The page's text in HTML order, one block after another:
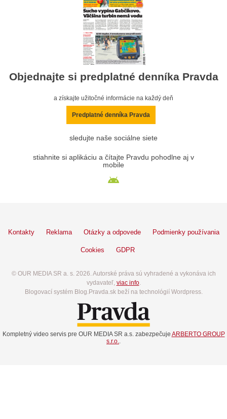
Objednajte si predplatné denníka Pravda
a získajte užitočné informácie na každý deň
Predplatné denníka Pravda
sledujte naše sociálne siete
stiahnite si aplikáciu a čítajte Pravdu pohodlne aj v
mobile
Kontakty Reklama Otázky a odpovede Podmienky používania
Cookies GDPR
© OUR MEDIA SR a. s. 2026. Autorské práva sú vyhradené a vykonáva ich
vydavateľ, viac info.
Blogovací systém Blog.Pravda.sk beží na technológií Wordpress.
Kompletný video servis pre OUR MEDIA SR a.s. zabezpečuje ARBERTO GROUP
s.r.o..